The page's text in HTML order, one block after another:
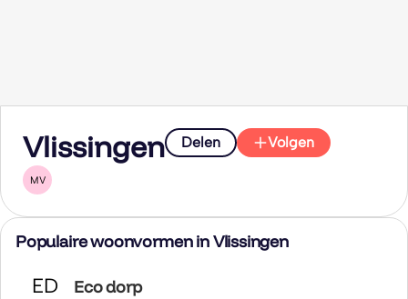
Vlissingen Delen Volgen
MV
Populaire woonvormen in Vlissingen
ED Eco dorp